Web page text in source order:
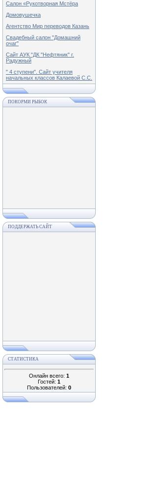
Салон «Рукотворная Мстёра
Домовушечка
Агентство Мир переводов Казань
Свадебный салон "Домашний
очаг"
Сайт АУК "ДК "Нефтяник" г.
Радужный
" 4 ступени". Сайт учителя
начальных классов Калаевой С.С.
ПОКОРМИ РЫБОК
ПОДДЕРЖАТЬ САЙТ
СТАТИСТИКА
Онлайн всего: 1
Гостей: 1
Пользователей: 0